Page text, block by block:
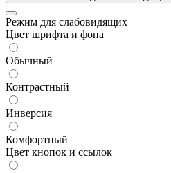
Режим для слабовидящих
Цвет шрифта и фона
Обычный
Контрастный
Инверсия
Комфортный
Цвет кнопок и ссылок